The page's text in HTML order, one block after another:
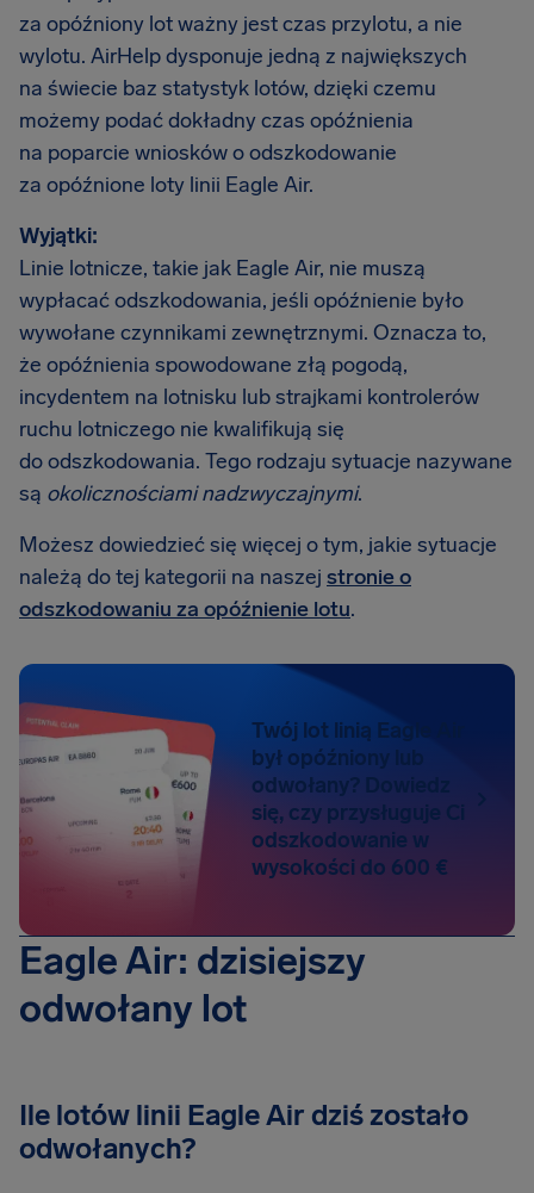
za opóźniony lot ważny jest czas przylotu, a nie
wylotu. AirHelp dysponuje jedną z największych
na świecie baz statystyk lotów, dzięki czemu
możemy podać dokładny czas opóźnienia
na poparcie wniosków o odszkodowanie
za opóźnione loty linii Eagle Air.
Wyjątki:
Linie lotnicze, takie jak Eagle Air, nie muszą
wypłacać odszkodowania, jeśli opóźnienie było
wywołane czynnikami zewnętrznymi. Oznacza to,
że opóźnienia spowodowane złą pogodą,
incydentem na lotnisku lub strajkami kontrolerów
ruchu lotniczego nie kwalifikują się
do odszkodowania. Tego rodzaju sytuacje nazywane
są okolicznościami nadzwyczajnymi.
Możesz dowiedzieć się więcej o tym, jakie sytuacje
należą do tej kategorii na naszej stronie o
odszkodowaniu za opóźnienie lotu.
Twój lot linią Eagle Air
był opóźniony lub
odwołany? Dowiedz
się, czy przysługuje Ci
odszkodowanie w
wysokości do 600 €
Eagle Air: dzisiejszy
odwołany lot
Ile lotów linii Eagle Air dziś zostało
odwołanych?